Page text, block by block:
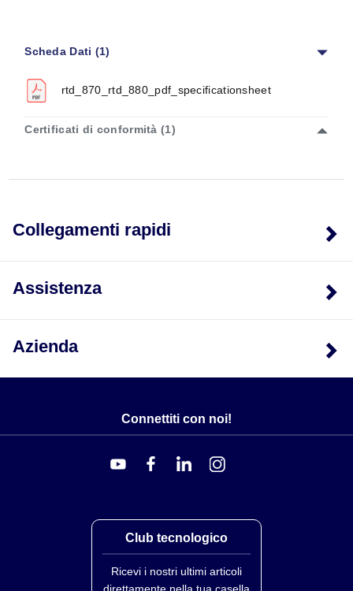
Scheda Dati (1)
rtd_870_rtd_880_pdf_specificationsheet
Certificati di conformità (1)
Collegamenti rapidi
Assistenza
Azienda
Connettiti con noi!
Club tecnologico
Ricevi i nostri ultimi articoli